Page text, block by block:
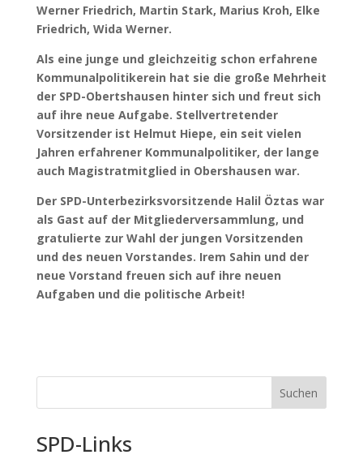
Werner Friedrich, Martin Stark, Marius Kroh, Elke
Friedrich, Wida Werner.
Als eine junge und gleichzeitig schon erfahrene
Kommunalpolitikerein hat sie die große Mehrheit
der SPD-Obertshausen hinter sich und freut sich
auf ihre neue Aufgabe. Stellvertretender
Vorsitzender ist Helmut Hiepe, ein seit vielen
Jahren erfahrener Kommunalpolitiker, der lange
auch Magistratmitglied in Obershausen war.
Der SPD-Unterbezirksvorsitzende Halil Öztas war
als Gast auf der Mitgliederversammlung, und
gratulierte zur Wahl der jungen Vorsitzenden
und des neuen Vorstandes. Irem Sahin und der
neue Vorstand freuen sich auf ihre neuen
Aufgaben und die politische Arbeit!
Suchen
SPD-Links